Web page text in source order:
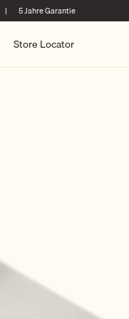
| 5 Jahre Garantie
Store Locator